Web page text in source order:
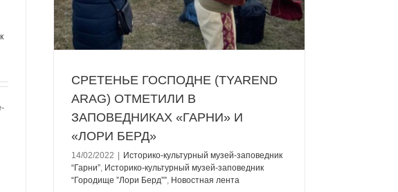
СРЕТЕНЬЕ ГОСПОДНЕ (TYARЕND
ARAG) ОТМЕТИЛИ В
ЗАПОВЕДНИКАХ «ГАРНИ» И
«ЛОРИ БЕРД»
14/02/2022 | Историко-культурный музей-заповедник
“Гарни” Историко-культурный музей-заповедник
“Городище ”Лори Берд”” Новостная лента